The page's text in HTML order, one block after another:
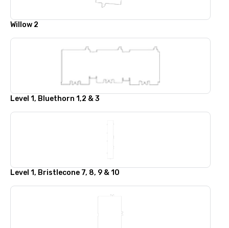
Willow 2
Level 1, Bluethorn 1,2 & 3
Level 1, Bristlecone 7, 8, 9 & 10